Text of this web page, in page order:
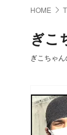
HOME
ぎこ
ぎこちゃ